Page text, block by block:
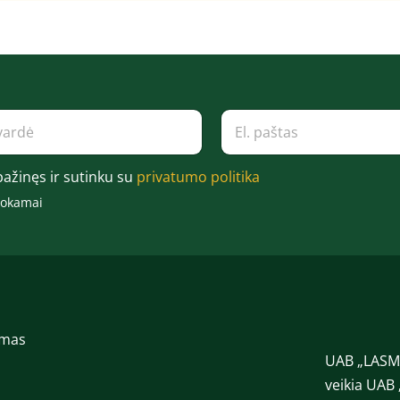
E
.
a
ir sutinku su privatumo politika
UAB
veikia UAB